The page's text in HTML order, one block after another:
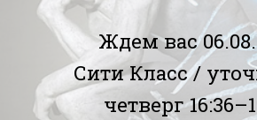
Ждем вас
Сити Класс /
четверг